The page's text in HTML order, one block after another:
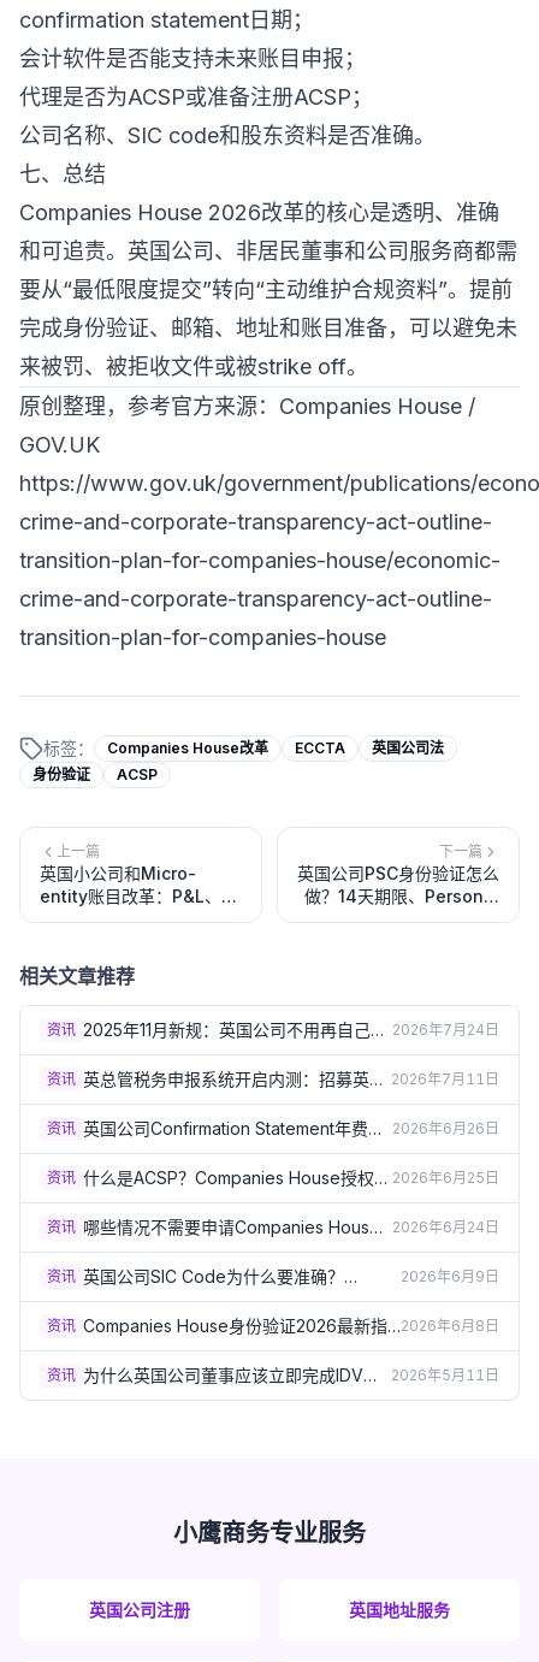
confirmation statement日期；
会计软件是否能支持未来账目申报；
代理是否为ACSP或准备注册ACSP；
公司名称、SIC code和股东资料是否准确。
七、总结
Companies House 2026改革的核心是透明、准确
和可追责。英国公司、非居民董事和公司服务商都需
要从“最低限度提交”转向“主动维护合规资料”。提前
完成身份验证、邮箱、地址和账目准备，可以避免未
来被罚、被拒收文件或被strike off。
原创整理，参考官方来源：Companies House /
GOV.UK
https://www.gov.uk/government/publications/
crime-and-corporate-transparency-act-outline-
transition-plan-for-companies-house/economic-
crime-and-corporate-transparency-act-outline-
transition-plan-for-companies-house
标签： Companies House改革 ECCTA
英国公司法
身份验证
ACSP
上一篇
英国小公司和Micro-
entity账目改革：P&L、董
事报告、abridged
下一篇
英国公司PSC身份验证怎么
做？14天期限、Personal
Code、董事兼PSC和延期
相关文章推荐
资讯 2025年11月新规：英国公司不用再自己维
护董事登记册了？(2026)
2026年7月24日
资讯 英总管税务申报系统开启内测：招募英国
会计师体验官，内测期间完全免费
（2026）
2026年7月11日
资讯 英国公司Confirmation Statement年费涨
到£50了？2026费用变化和省钱方法
2026年6月26日
资讯 什么是ACSP？Companies House授权代
理人是做什么的？普通用户实用指南
（2026）
2026年6月25日
资讯 哪些情况不需要申请Companies House
个人识别码？身份验证豁免和例外情况
（2026）
2026年6月24日
资讯 英国公司SIC Code为什么要准确？
dormant 99999、non-trading 74990、
贷款和申报被拒风险
2026年6月9日
资讯 Companies House身份验证2026最新指
南：董事、PSC、Personal Code和未验
证后果
2026年6月8日
资讯 为什么英国公司董事应该立即完成IDV验
证？2026年四大合规理由
2026年5月11日
小鹰商务专业服务
英国公司注册 英国地址服务